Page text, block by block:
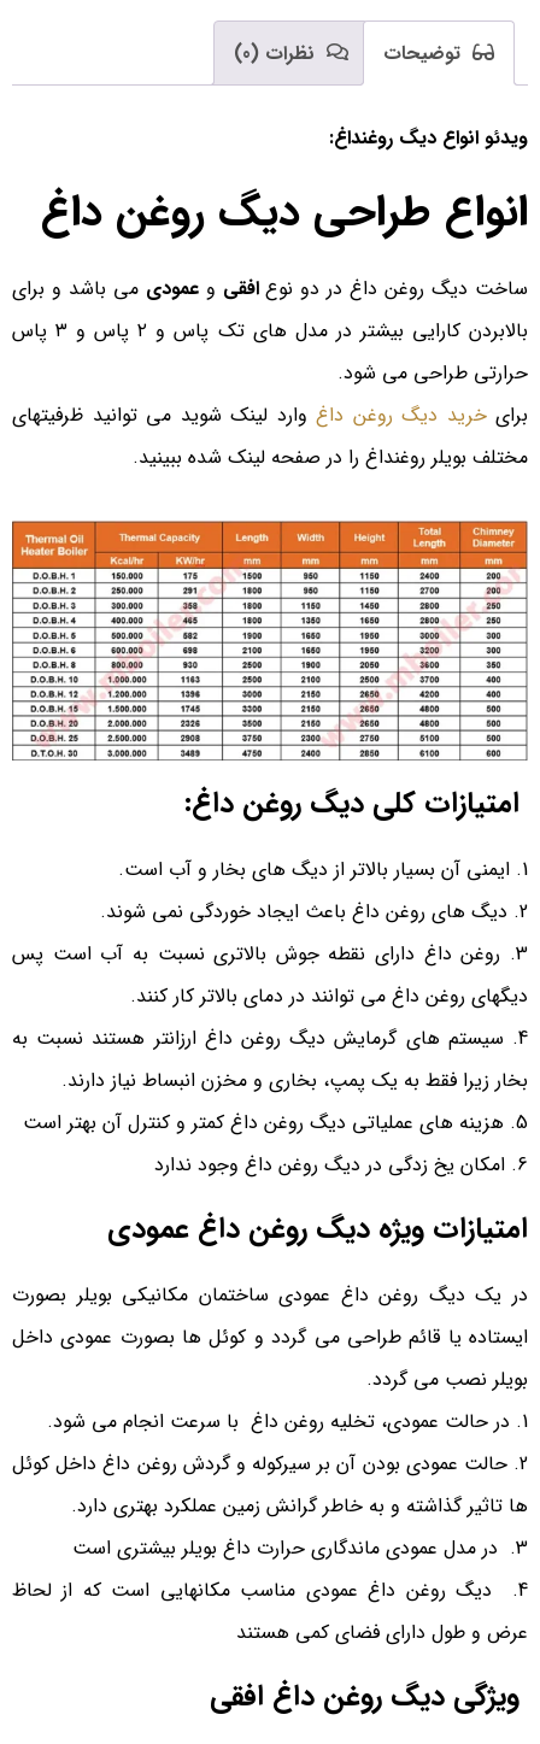
توضیحات نظرات (0)
ویدئو انواع دیگ روغنداغ:
انواع طراحی دیگ روغن داغ
ساخت دیگ روغن داغ در دو نوعافقی وعمودی می باشد و برای
بالابردن کارایی بیشتر در مدل های تک پاس و ۲ پاس و ۳ پاس
حرارتی طراحی می شود.
برایخرید دیگ روغن داغ وارد لینک شوید می توانید ظرفیتهای
مختلف بویلر روغنداغ را در صفحه لینک شده ببینید.
امتیازات کلی دیگ روغن داغ:
ایمنی آن بسیار بالاتر از دیگ های بخار و آب است.
دیگ های روغن داغ باعث ایجاد خوردگی نمی شوند.
روغن داغ دارای نقطه جوش بالاتری نسبت به آب است پس
دیگهای روغن داغ می توانند در دمای بالاتر کار کنند.
سیستم های گرمایش دیگ روغن داغ ارزانتر هستند نسبت به
بخار زیرا فقط به یک پمپ، بخاری و مخزن انبساط نیاز دارند.
هزینه های عملیاتی دیگ روغن داغ کمتر و کنترل آن بهتر است
امکان یخ زدگی در دیگ روغن داغ وجود ندارد
امتیازات ویژه دیگ روغن داغ عمودی
در یک دیگ روغن داغ عمودی ساختمان مکانیکی بویلر بصورت
ایستاده یا قائم طراحی می گردد و کوئل ها بصورت عمودی داخل
بویلر نصب می گردد.
در حالت عمودی، تخلیه روغن داغ با سرعت انجام می شود.
حالت عمودی بودن آن بر سیرکوله و گردش روغن داغ داخل کوئل
ها تاثیر گذاشته و به خاطر گرانش زمین عملکرد بهتری دارد.
در مدل عمودی ماندگاری حرارت داغ بویلر بیشتری است
دیگ روغن داغ عمودی مناسب مکانهایی است که از لحاظ
عرض و طول دارای فضای کمی هستند
ویژگی دیگ روغن داغ افقی